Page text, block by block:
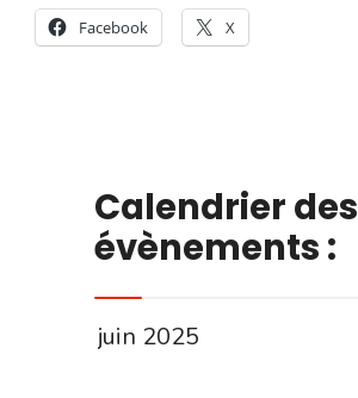
Facebook X
Calendrier des
évènements :